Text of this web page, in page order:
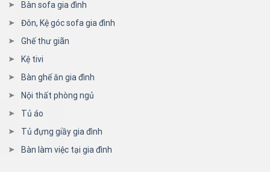
Bàn sofa gia đình
Đôn, Kệ góc sofa gia đình
Ghế thư giãn
Kệ tivi
Bàn ghế ăn gia đình
Nội thất phòng ngủ
Tủ áo
Tủ đựng giầy gia đình
Bàn làm việc tại gia đình